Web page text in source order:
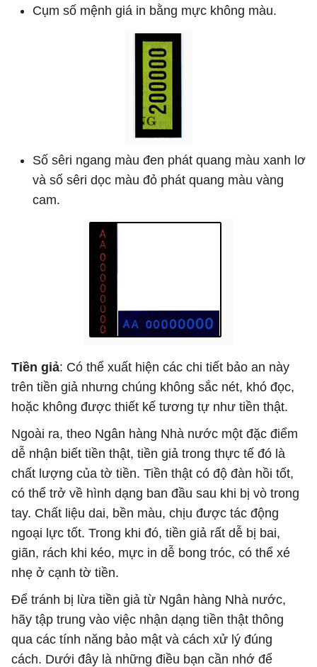
Cụm số mệnh giá in bằng mực không màu.
Số sêri ngang màu đen phát quang màu xanh lơ
và số sêri dọc màu đỏ phát quang màu vàng
cam.
Tiền giả: Có thể xuất hiện các chi tiết bảo an này
trên tiền giả nhưng chúng không sắc nét, khó đọc,
hoặc không được thiết kế tương tự như tiền thật.
Ngoài ra, theo Ngân hàng Nhà nước một đặc điểm
dễ nhận biết tiền thật, tiền giả trong thực tế đó là
chất lượng của tờ tiền. Tiền thật có độ đàn hồi tốt,
có thể trở về hình dạng ban đầu sau khi bị vò trong
tay. Chất liệu dai, bền màu, chịu được tác động
ngoại lực tốt. Trong khi đó, tiền giả rất dễ bị bai,
giãn, rách khi kéo, mực in dễ bong tróc, có thể xé
nhẹ ở cạnh tờ tiền.
Để tránh bị lừa tiền giả từ Ngân hàng Nhà nước,
hãy tập trung vào việc nhận dạng tiền thật thông
qua các tính năng bảo mật và cách xử lý đúng
cách. Dưới đây là những điều bạn cần nhớ để